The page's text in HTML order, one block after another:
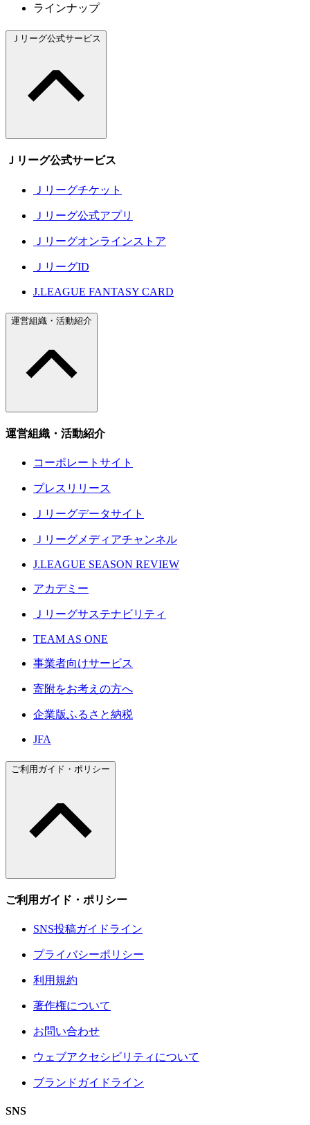
ラインナップ
Ｊリーグ公式サービス
Ｊリーグ公式サービス
Ｊリーグチケット
Ｊリーグ公式アプリ
Ｊリーグオンラインストア
ＪリーグID
J.LEAGUE FANTASY CARD
運営組織・活動紹介
運営組織・活動紹介
コーポレートサイト
プレスリリース
Ｊリーグデータサイト
Ｊリーグメディアチャンネル
J.LEAGUE SEASON REVIEW
アカデミー
Ｊリーグサステナビリティ
TEAM AS ONE
事業者向けサービス
寄附をお考えの方へ
企業版ふるさと納税
JFA
ご利用ガイド・ポリシー
ご利用ガイド・ポリシー
SNS投稿ガイドライン
プライバシーポリシー
利用規約
著作権について
お問い合わせ
ウェブアクセシビリティについて
ブランドガイドライン
SNS